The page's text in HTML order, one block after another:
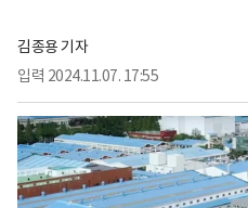
김종용 기자
입력 2024.11.07. 17:55